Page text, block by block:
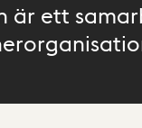
är ett